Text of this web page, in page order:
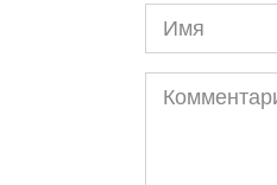
Имя
Комментарий